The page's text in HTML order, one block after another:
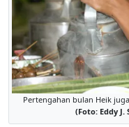
Pertengahan bulan Heik
(Foto: Eddy